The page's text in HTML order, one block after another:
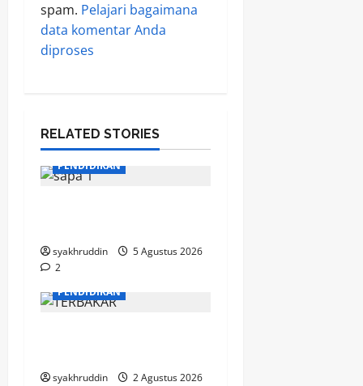
spam. Pelajari bagaimana
data komentar Anda
diproses
RELATED STORIES
PENDIDIKAN
syakhruddin
5 Agustus 2026
2MOZAIK KEHIDUPAN
PENDIDIKAN
syakhruddin
2 Agustus 2026